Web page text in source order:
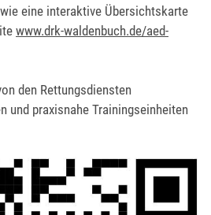
eine interaktive Übersichtskarte
www.drk-waldenbuch.de/aed-
den Rettungsdiensten
und praxisnahe Trainingseinheiten